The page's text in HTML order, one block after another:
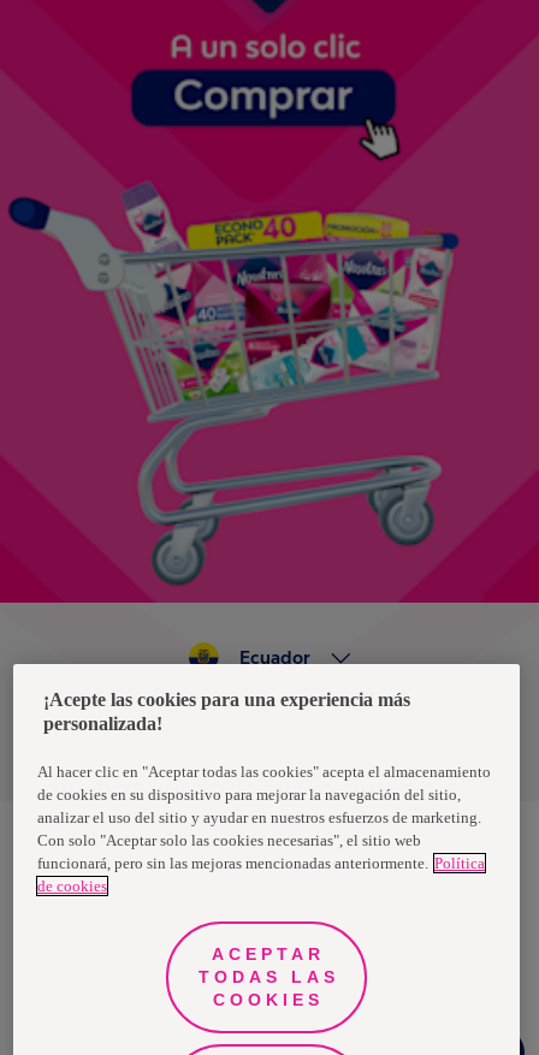
Política de privacidad de datos
Ecuador
Nosotras, una marca de Essity - una compañía global líder en
higiene y salud. Cada día, mil millones de personas, en todo el
propósito es romper barreras por el bienestar en beneficio de
consumidores, pacientes, cuidadores, clientes y la sociedad en
general. Vendemos en aproximadamente 150 países bajo las
principales marcas globales TENA y Tork, así como otras marcas
como Actimove, Cutimed, JOBST, Knix, Leukoplast, Libero, Libresse,
Lotus, Modibodi, Nosotras, Saba, Tempo, TOM Organic y Zewa. En
2024, Essity tuvo ventas de aproximadamente 13 mil millones de
euros y empleó a 36,000 personas. La sede de la compañía está
¡Acepte las cookies para una experiencia más
personalizada!
Al hacer clic en "Aceptar todas las cookies" acepta el almacenamiento
de cookies en su dispositivo para mejorar la navegación del sitio,
analizar el uso del sitio y ayudar en nuestros esfuerzos de marketing.
Con solo "Aceptar solo las cookies necesarias", el sitio web
funcionará, pero sin las mejoras mencionadas anteriormente. Política
de cookies
ACEPTAR
TODAS LAS
COOKIES